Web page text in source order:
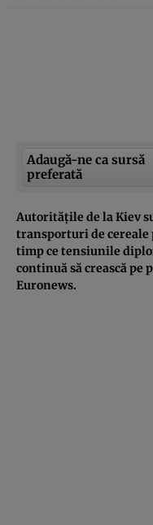
Adaugă-ne ca sursă
preferată
Autoritățile de la Kiev
transporturi de
timp ce tensiunile
continuă să crească
Euronews.